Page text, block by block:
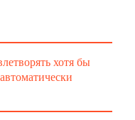
хотя бы